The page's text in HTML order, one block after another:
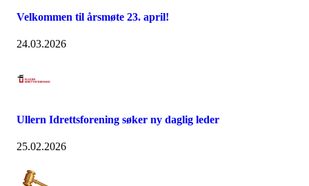
Velkommen til årsmøte 23. april!
24.03.2026
Ullern Idrettsforening søker ny daglig leder
25.02.2026